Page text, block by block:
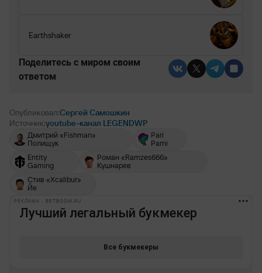
Earthshaker
Поделитесь c миром своим
ответом
Опубликовал:Сергей Самошкин
Источник:youtube-канал LEGENDWP
Дмитрий «Fishman»
Полищук
Pari
Parni
Entity
Gaming
Роман «Ramzes666»
Кушнарев
Стив «Xcalibur»
Йе
РЕКЛАМА • BETBOOM.RU